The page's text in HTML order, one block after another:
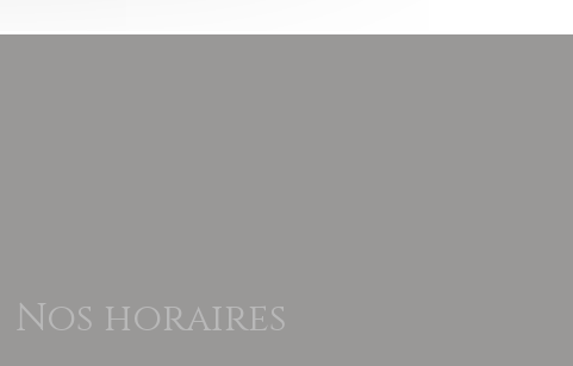
Nos horaires